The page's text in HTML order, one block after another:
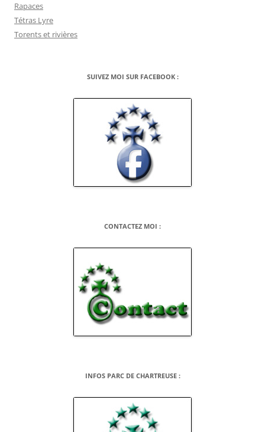
Rapaces
Tétras Lyre
Torents et rivières
SUIVEZ MOI SUR FACEBOOK :
CONTACTEZ MOI :
INFOS PARC DE CHARTREUSE :